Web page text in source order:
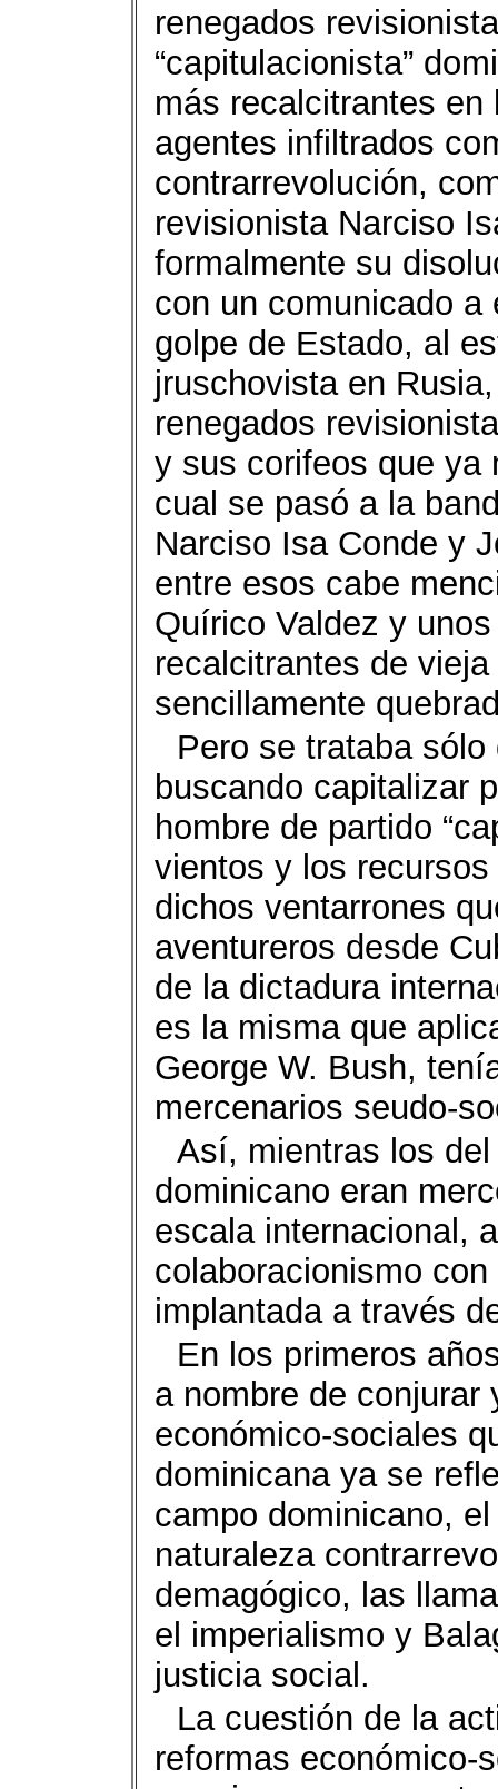
renegados
“capitulacionista”
más recalcitrantes
agentes infiltrados
contrarrevolución,
revisionista Narciso
formalmente su
con un comunicado a
golpe de Estado, al
jruschovista en
renegados
y sus corifeos que ya
cual se pasó a la
Narciso Isa Conde y
entre esos cabe
Quírico Valdez y
recalcitrantes de
sencillamente
Pero se trataba
buscando capitalizar
hombre de partido
vientos y los
dichos ventarrones
aventureros desde
de la dictadura
es la misma que
George W. Bush,
mercenarios seudo-
Así, mientras los del
dominicano eran
escala internacional,
colaboracionismo
implantada a través
En los primeros
a nombre de conjurar
económico-sociales
dominicana ya se
campo dominicano,
naturaleza
demagógico, las
el imperialismo y
justicia social.
La cuestión de la
reformas económico-